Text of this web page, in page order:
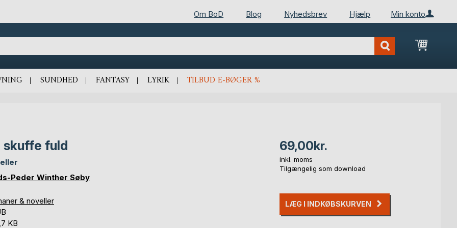
Min konto
Om BoD Blog Nyhedsbrev Hjælp
Min
SUNDHED FANTASY LYRIK TILBUD E-BØGER %
skuffe fuld
Peder Winther Søby
& noveller
KB
69,00kr.
inkl. moms
Tilgængelig som download
LÆG I INDKØBSKURVEN